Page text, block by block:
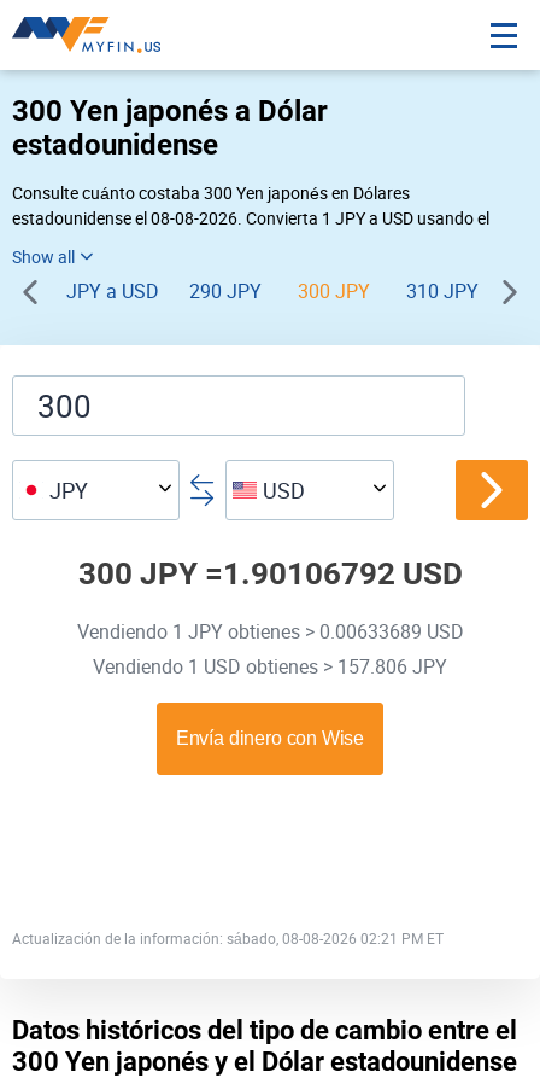
300 Yen japonés a Dólar
estadounidense
Consulte cuánto costaba 300 Yen japonés en Dólares
estadounidense el 08-08-2026. Convierta 1 JPY a USD usando el
inversa, vaya a «
JPY a USD 290 JPY 300 JPY 310 JPY
JPY USD
300 JPY =1.90106792 USD
Vendiendo 1 JPY obtienes > 0.00633689 USD
Vendiendo 1 USD obtienes > 157.806 JPY
Actualización de la información: sábado, 08-08-2026 02:21 PM ET
Datos históricos del tipo de cambio entre el
300 Yen japonés y el Dólar estadounidense